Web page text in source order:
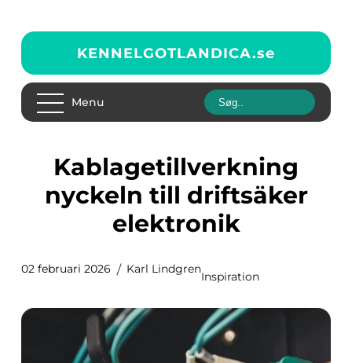
KENNELGOTLANDICA.se
Menu
Kablagetillverkning
nyckeln till driftsäker
elektronik
02 februari 2026 Karl Lindgren
Inspiration